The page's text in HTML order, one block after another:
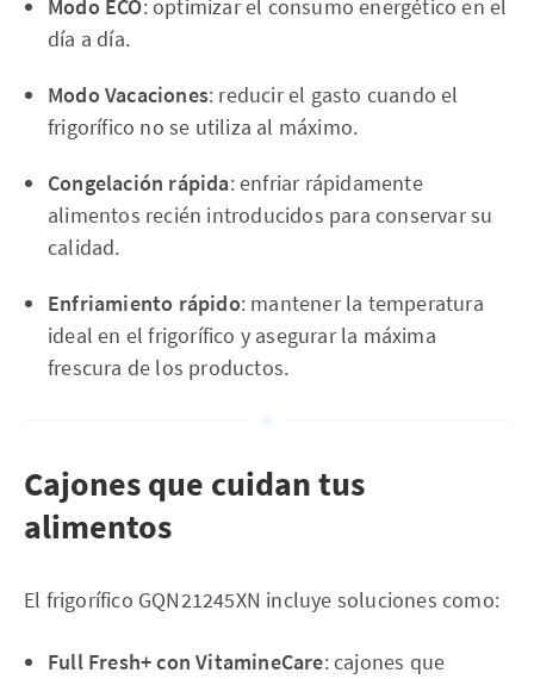
Modo ECO: optimizar el consumo energético en el
día a día.
Modo Vacaciones: reducir el gasto cuando el
frigorífico no se utiliza al máximo.
Congelación rápida: enfriar rápidamente
alimentos recién introducidos para conservar su
calidad.
Enfriamiento rápido: mantener la temperatura
ideal en el frigorífico y asegurar la máxima
frescura de los productos.
Cajones que cuidan tus
alimentos
El frigorífico GQN21245XN incluye soluciones como:
Full Fresh+ con VitamineCare: cajones que